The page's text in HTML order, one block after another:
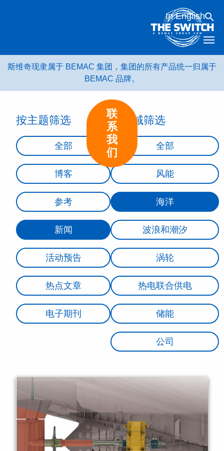
容
联
系
我
们
In English
斯维奇现隶属于 BEMAC 集团，集团的所有产品统一归属于
BEMAC 品牌。
按主题筛选
全部
博客
参考
新闻
活动预告
热点文章
电子期刊
按领域筛选
全部
风能
海洋
波浪和潮汐
涡轮
热电联合供电
储能
公司